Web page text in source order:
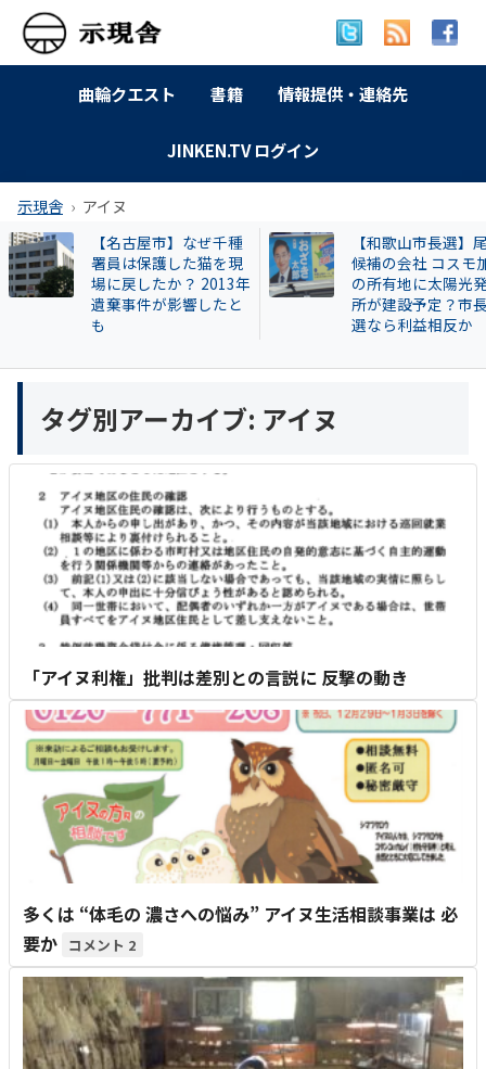
曲輪クエスト 書籍 情報提供・連絡先
JINKEN.TV ログイン
示現舎 アイヌ
【名古屋市】なぜ千種
署員は保護した猫を現
場に戻したか？ 2013年
遺棄事件が影響したと
も
【和歌山市長選】
候補の会社 コスモ
の所有地に太陽光
所が建設予定？市
選なら利益相反か
タグ別アーカイブ: アイヌ
「アイヌ利権」批判は差別との言説に 反撃の動き
多くは “体毛の 濃さへの悩み” アイヌ生活相談事業は 必
要か
2